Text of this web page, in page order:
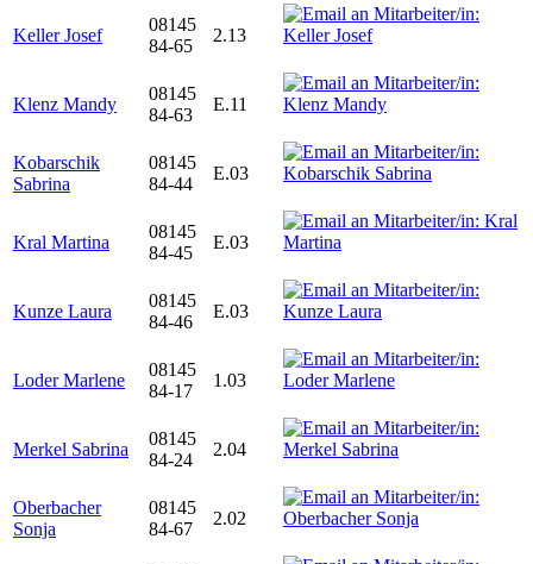
Keller Josef
08145
84-65
2.13
Klenz Mandy
08145
84-63
E.11
Kobarschik
Sabrina
08145
84-44
E.03
Kral Martina
08145
84-45
E.03
Kunze Laura
08145
84-46
E.03
Loder Marlene
08145
84-17
1.03
Merkel Sabrina
08145
84-24
2.04
Oberbacher
Sonja
08145
84-67
2.02